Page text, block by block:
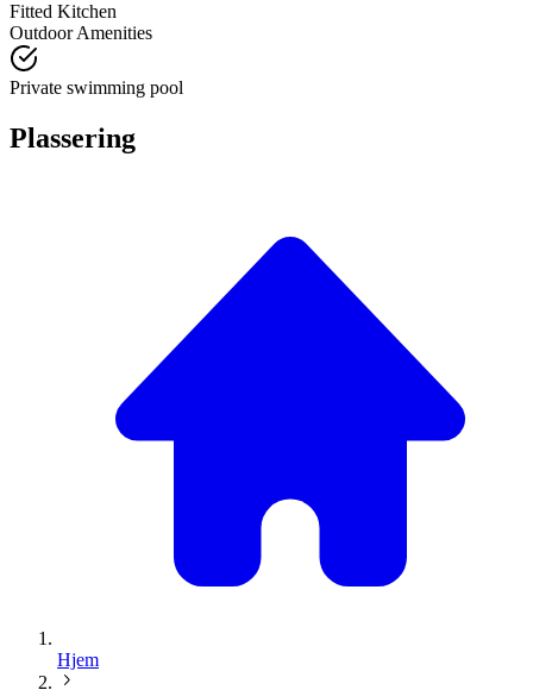
Fitted Kitchen
Outdoor Amenities
Private swimming pool
Plassering
Hjem